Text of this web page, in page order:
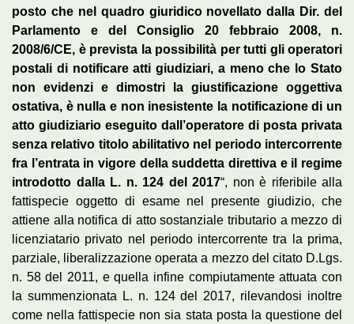
posto che nel quadro giuridico novellato dalla Dir. del
Parlamento e del Consiglio 20 febbraio 2008, n.
2008/6/CE, è prevista la possibilità per tutti gli operatori
postali di notificare atti giudiziari, a meno che lo Stato
non evidenzi e dimostri la giustificazione oggettiva
ostativa, è nulla e non inesistente la notificazione di un
atto giudiziario eseguito dall’operatore di posta privata
senza relativo titolo abilitativo nel periodo intercorrente
fra l’entrata in vigore della suddetta direttiva e il regime
introdotto dalla L. n. 124 del 2017“, non è riferibile alla
fattispecie oggetto di esame nel presente giudizio, che
attiene alla notifica di atto sostanziale tributario a mezzo di
licenziatario privato nel periodo intercorrente tra la prima,
parziale, liberalizzazione operata a mezzo del citato D.Lgs.
n. 58 del 2011, e quella infine compiutamente attuata con
la summenzionata L. n. 124 del 2017, rilevandosi inoltre
come nella fattispecie non sia stata posta la questione del